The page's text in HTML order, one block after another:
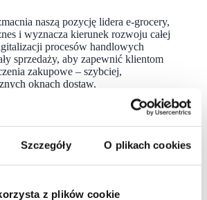
Szczegóły O plikach cookies
z plików cookie
naszą pozycję lidera e-grocery,
i wyznacza kierunek rozwoju całej
procesów handlowych
sprzedaży, aby zapewnić klientom
zakupowe – szybciej,
oknach dostaw.
standardy środowiskowe i posiada
e-commerce Auchan
innowacyjne rozwiązania
właśnie w Polsce.